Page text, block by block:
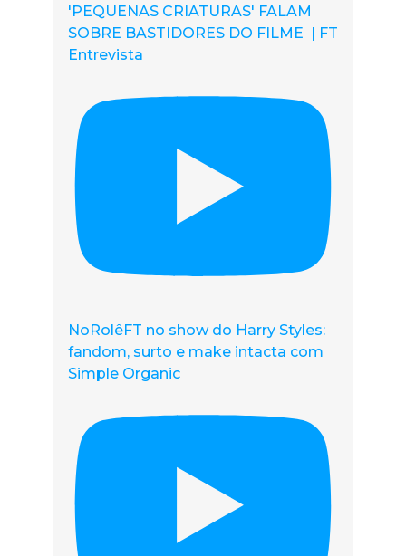
'PEQUENAS CRIATURAS' FALAM
SOBRE BASTIDORES DO FILME | FT
Entrevista
NoRolêFT no show do Harry Styles:
fandom, surto e make intacta com
Simple Organic